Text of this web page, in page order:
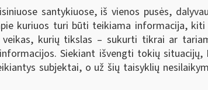
santykiuose, iš vienos pusės,
kuriuos turi būti teikiama informacija,
kurių tikslas – sukurti tikrai ar
Siekiant išvengti tokių
subjektai, o už šių taisyklių